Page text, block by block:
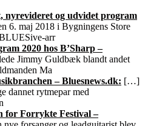
nyrevideret og udvidet program
6. maj 2018 i Bygningens Store
arr
2020 hos B’Sharp –
Jimmy Guldbæk blandt andet
Ma
– Bluesnews.dk: […]
dannet rytmepar med
for Forrykte Festival –